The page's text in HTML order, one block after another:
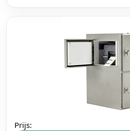
Prijs: